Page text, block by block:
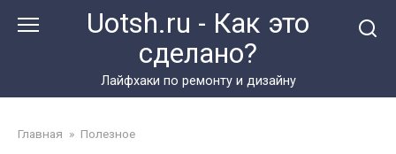
Uotsh.ru - Как это
сделано?
Лайфхаки по ремонту и дизайну
Главная » Полезное